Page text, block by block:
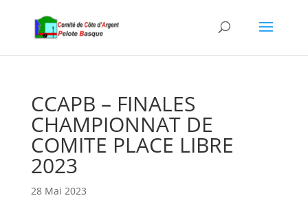
CCAPB – FINALES
CHAMPIONNAT DE
COMITE PLACE LIBRE
2023
28 Mai 2023